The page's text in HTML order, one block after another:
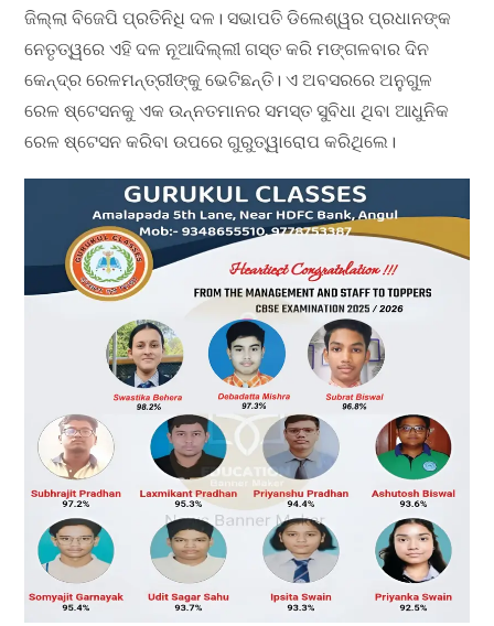
ଜିଲ୍ଲା ବିଜେପି ପ୍ରତିନିଧି ଦଳ। ସଭାପତି ଡିଲେଶ୍ୱର ପ୍ରଧାନଙ୍କ
ନେତୃତ୍ୱରେ ଏହି ଦଳ ନୂଆଦିଲ୍ଲୀ ଗସ୍ତ କରି ମଙ୍ଗଳବାର ଦିନ
କେନ୍ଦ୍ର ରେଳମନ୍ତ୍ରୀଙ୍କୁ ଭେଟିଛନ୍ତି। ଏ ଅବସରରେ ଅନୁଗୁଳ
ରେଳ ଷ୍ଟେସନକୁ ଏକ ଉନ୍ନତମାନର ସମସ୍ତ ସୁବିଧା ଥିବା ଆଧୁନିକ
ରେଳ ଷ୍ଟେସନ କରିବା ଉପରେ ଗୁରୁତ୍ୱାରୋପ କରିଥିଲେ।